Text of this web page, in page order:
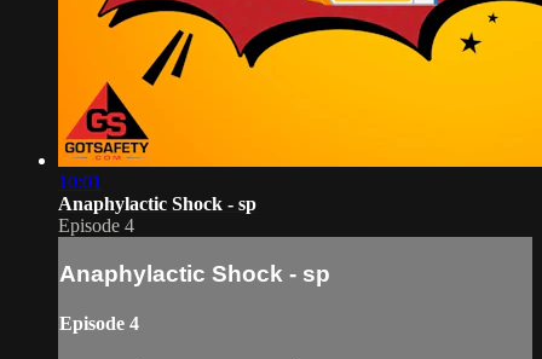
10:01
Anaphylactic Shock - sp
Episode 4
Anaphylactic Shock - sp
Episode 4